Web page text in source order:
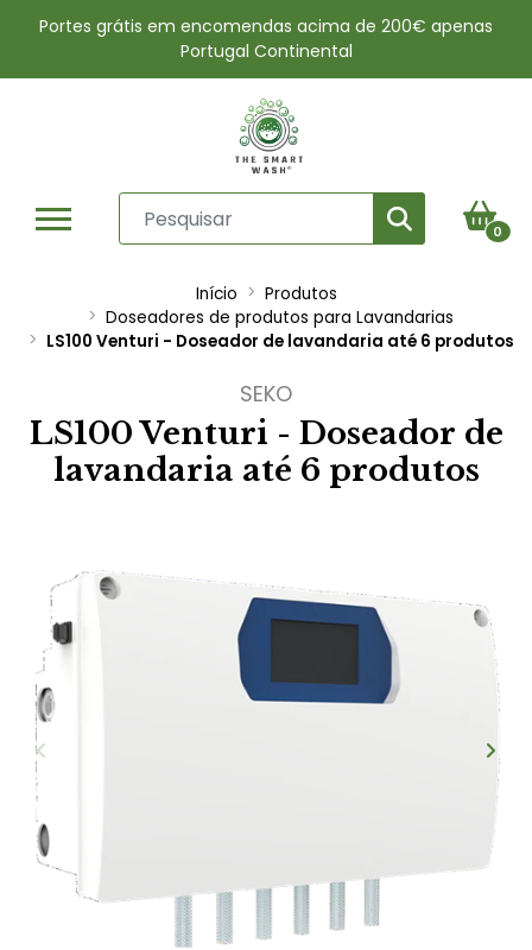
Portes grátis em encomendas acima de 200€ apenas
Portugal Continental
0
Início
Produtos
Doseadores de produtos para Lavandarias
LS100 Venturi - Doseador de lavandaria até 6 produtos
SEKO
LS100 Venturi - Doseador de
lavandaria até 6 produtos